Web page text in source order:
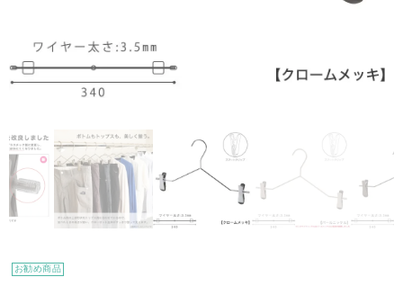
お勧め商品